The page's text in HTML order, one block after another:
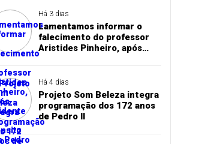
Há 3 dias
Lamentamos informar o
falecimento do professor
Aristides Pinheiro, após
acidente de trânsito em
Há 4 dias
Projeto Som Beleza integra
programação dos 172 anos
de Pedro II